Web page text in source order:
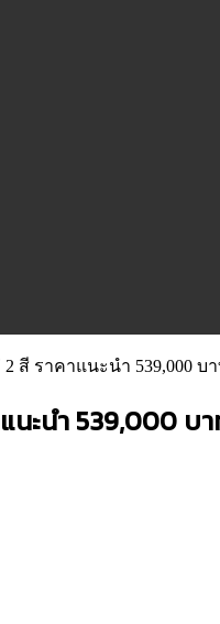
2 สี ราคาแนะนำ 539,000 บ
นะนำ 539,000 บ